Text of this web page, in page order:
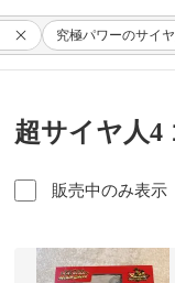
究極パワーのサイ
超サイヤ人4
販売中のみ表示